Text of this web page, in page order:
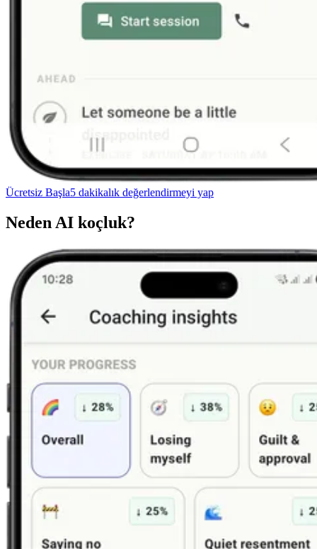
Ücretsiz Başla5 dakikalık değerlendirmeyi yap
Neden AI koçluk?